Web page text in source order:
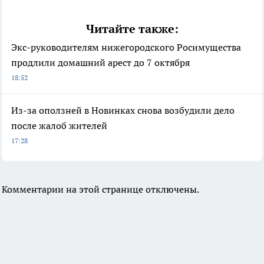
Читайте также:
Экс-руководителям нижегородского Росимущества
продлили домашний арест до 7 октября
18:52
Из-за оползней в Новинках снова возбудили дело
после жалоб жителей
17:28
Комментарии на этой странице отключены.